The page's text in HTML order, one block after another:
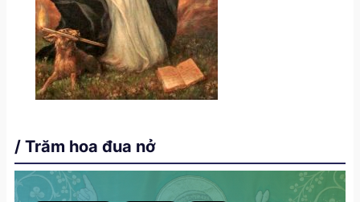
/ Trăm hoa đua nở